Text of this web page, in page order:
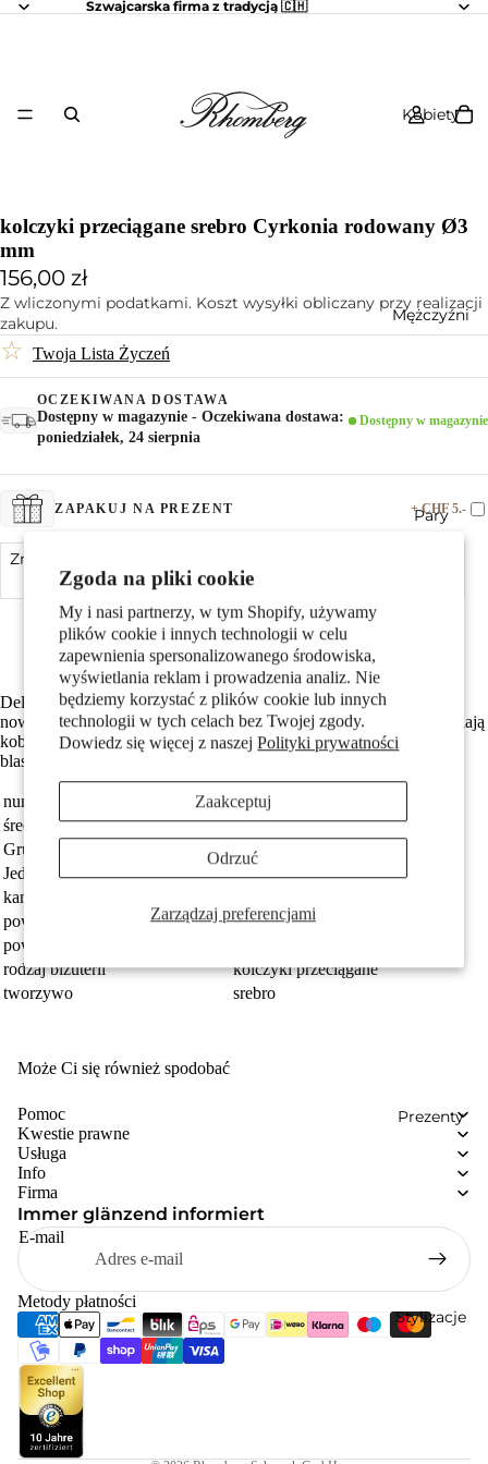
Zgoda na pliki cookie
My i nasi partnerzy, w tym Shopify, używamy
plików cookie i innych technologii w celu
zapewnienia spersonalizowanego środowiska,
wyświetlania reklam i prowadzenia analiz. Nie
będziemy korzystać z plików cookie lub innych
technologii w tych celach bez Twojej zgody.
Dowiedz się więcej z naszejPolityki prywatności
Zarządzaj preferencjami
Zaakceptuj
Odrzuć
Szwajcarska firma z tradycją 🇨🇭
Kobiety
Mężczyźni
Pary
Prezenty
Stylizacje
kolczyki przeciągane srebro Cyrkonia rodowany Ø3
mm
156,00 zł
Z wliczonymi podatkami. Koszt wysyłki obliczany przy realizacji
zakupu.
☆ Twoja Lista Życzeń
OCZEKIWANA DOSTAWA
Dostępny w magazynie - Oczekiwana dostawa:
poniedziałek, 24 sierpnia
Dostępny w magazynie
ZAPAKUJ NA PREZENT + CHF 5.-
Zmniejsz ilość
Zwiększ ilość
Srebro próby 925 z próbą 925
Z błyszczącą cyrkonią
Średnica wynosi 3 mm
Delikatne kolczyki damskie z srebra z cyrkoniami to elegancki i
nowoczesny dodatek. Wiszące na subtelnych łańcuszkach, podkreślają
kobiecość i styl. Idealne na co dzień i na specjalne okazje, dodają
blasku i lekkości każdej stylizacji.
numer zamówienia
212298
średnica
3 mm
Grupa docelowa
damski
Jednostka
Para
kamienie
powłoka
rodowany
powierzchnia
rodzaj biżuterii
kolczyki przeciągane
tworzywo
srebro
Może Ci się również spodobać
Pomoc
Kwestie prawne
Usługa
Info
Firma
Immer glänzend informiert
E-mail
Metody płatności